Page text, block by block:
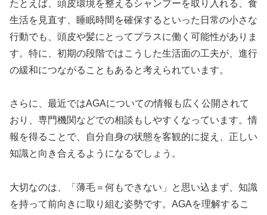
たとえば、頭皮環境を整えるシャンプーを取り入れる、食
生活を見直す、睡眠時間を確保するといった日常の小さな
行動でも、頭皮や髪にとってプラスに働く可能性がありま
す。特に、初期の段階ではこうした生活面の工夫が、進行
の緩和につながることもあると考えられています。
さらに、最近ではAGAについての情報も広く公開されて
おり、専門機関などでの相談もしやすくなっています。情
報を得ることで、自分自身の状態を客観的に捉え、正しい
知識と向き合えるようになるでしょう。
大切なのは、「薄毛＝何もできない」と思い込まず、知識
を持って前向きに取り組む姿勢です。AGAを理解するこ